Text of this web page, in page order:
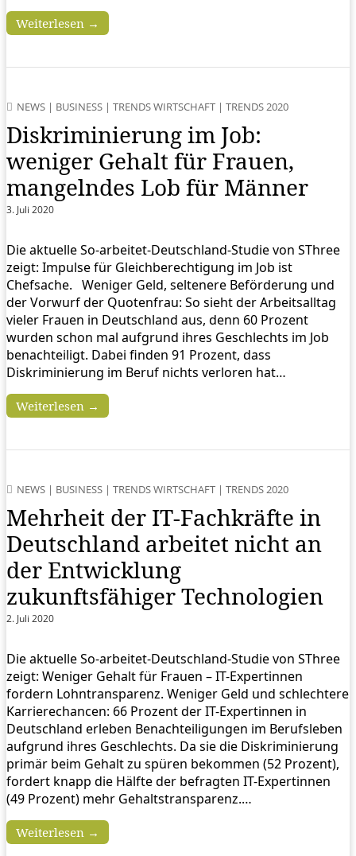
Weiterlesen →
NEWS | BUSINESS | TRENDS WIRTSCHAFT | TRENDS 2020
Diskriminierung im Job:
weniger Gehalt für Frauen,
mangelndes Lob für Männer
3. Juli 2020
Die aktuelle So-arbeitet-Deutschland-Studie von SThree
zeigt: Impulse für Gleichberechtigung im Job ist
Chefsache. Weniger Geld, seltenere Beförderung und
der Vorwurf der Quotenfrau: So sieht der Arbeitsalltag
vieler Frauen in Deutschland aus, denn 60 Prozent
wurden schon mal aufgrund ihres Geschlechts im Job
benachteiligt. Dabei finden 91 Prozent, dass
Diskriminierung im Beruf nichts verloren hat…
Weiterlesen →
NEWS | BUSINESS | TRENDS WIRTSCHAFT | TRENDS 2020
Mehrheit der IT-Fachkräfte in
Deutschland arbeitet nicht an
der Entwicklung
zukunftsfähiger Technologien
2. Juli 2020
Die aktuelle So-arbeitet-Deutschland-Studie von SThree
zeigt: Weniger Gehalt für Frauen – IT-Expertinnen
fordern Lohntransparenz. Weniger Geld und schlechtere
Karrierechancen: 66 Prozent der IT-Expertinnen in
Deutschland erleben Benachteiligungen im Berufsleben
aufgrund ihres Geschlechts. Da sie die Diskriminierung
primär beim Gehalt zu spüren bekommen (52 Prozent),
fordert knapp die Hälfte der befragten IT-Expertinnen
(49 Prozent) mehr Gehaltstransparenz.…
Weiterlesen →